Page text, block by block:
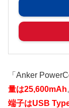
「Anker
量は25,600mAh
端子はUSB